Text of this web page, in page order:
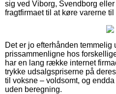
sig ved Viborg, Svendborg
fragtfirmaet til at køre varerne
Det er jo efterhånden
prissammenligne hos
har en lang række internet
trykke udsalgspriserne på
til voksne – voldsomt, og
uden beregning.